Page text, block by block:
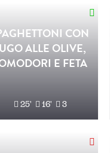
CON
ALLE OLIVE,
E FETA
25' 16' 3